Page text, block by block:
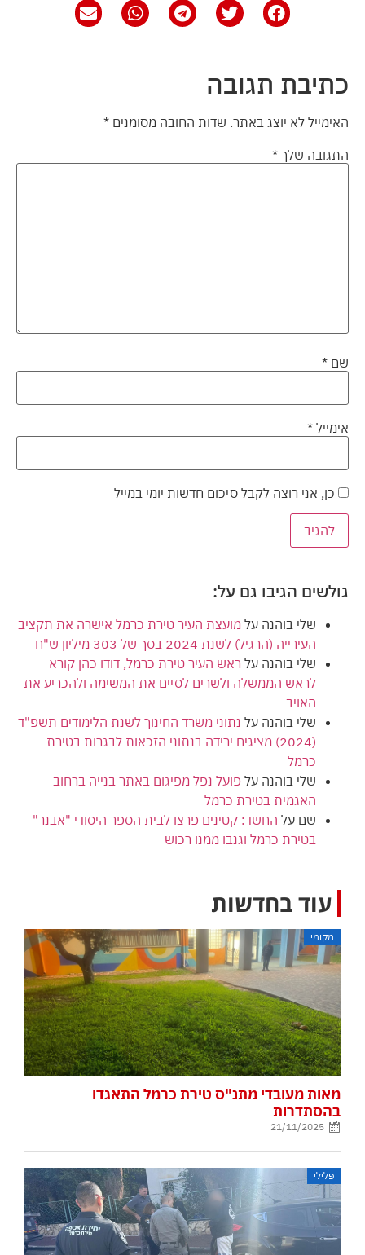
כתיבת תגובה
האימייל לא יוצג באתר. שדות החובה מסומנים *
התגובה שלך *
שם *
אימייל *
כן, אני רוצה לקבל סיכום חדשות יומי במייל
גולשים הגיבו גם על:
שלי בוהנה על מועצת העיר טירת כרמל אישרה את תקציב
העירייה (הרגיל) לשנת 2024 בסך של 303 מיליון ש"ח
שלי בוהנה על ראש העיר טירת כרמל, דודו כהן קורא
לראש הממשלה ולשרים לסיים את המשימה ולהכריע את
האויב
שלי בוהנה על נתוני משרד החינוך לשנת הלימודים תשפ"ד
(2024) מציגים ירידה בנתוני הזכאות לבגרות בטירת
כרמל
שלי בוהנה על פועל נפל מפיגום באתר בנייה ברחוב
האגמית בטירת כרמל
שם על החשד: קטינים פרצו לבית הספר היסודי "אבנר"
בטירת כרמל וגנבו ממנו רכוש
עוד בחדשות
מקומי
מאות מעובדי מתנ"ס טירת כרמל התאגדו
בהסתדרות
21/11/2025
פלילי